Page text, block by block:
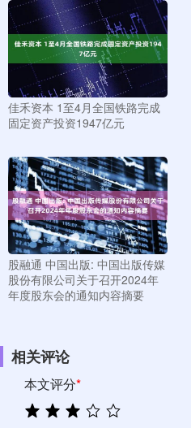
佳禾资本 1至4月全国铁路完成
固定资产投资1947亿元
股融通 中国出版: 中国出版传媒
股份有限公司关于召开2024年
年度股东会的通知内容摘要
相关评论
本文评分*